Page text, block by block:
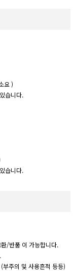
요 )
습니다.
습니다.
/반품 이 가능합니다.
주의 및 사용흔적 등등)